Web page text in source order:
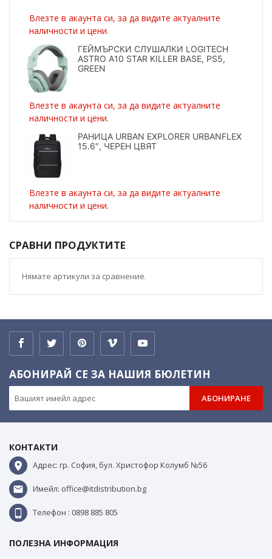
Влезте в акаунта си, за да видите актуалните
наличности и цени.
ГЕЙМЪРСКИ СЛУШАЛКИ LOGITECH
ASTRO A10 STAR KILLER BASE, PS5,
GREEN
Влезте в акаунта си, за да видите актуалните
наличности и цени.
РАНИЦА URBAN EXPLORER URBANFLEX
15.6″, ЧЕРЕН ЦВЯТ
Влезте в акаунта си, за да видите актуалните
наличности и цени.
СРАВНИ ПРОДУКТИТЕ
Нямате артикули за сравнение.
АБОНИРАЙ СЕ ЗА НАШИЯ БЮЛЕТИН
АБОНИРАНЕ
КОНТАКТИ
Адрес: гр. София, бул. Христофор Колумб №56
Имейл: office@itdistribution.bg
Телефон : 0898 885 805
ПОЛЕЗНА ИНФОРМАЦИЯ